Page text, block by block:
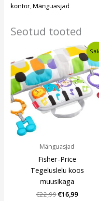
kontor,Mänguasjad
Seotud tooted
Mänguasjad
Fisher-Price
Tegeluslelu koos
muusikaga
€22,99
Algne
hind
oli:
€22,99.
€16,99
Current
price
is:
€16,99.